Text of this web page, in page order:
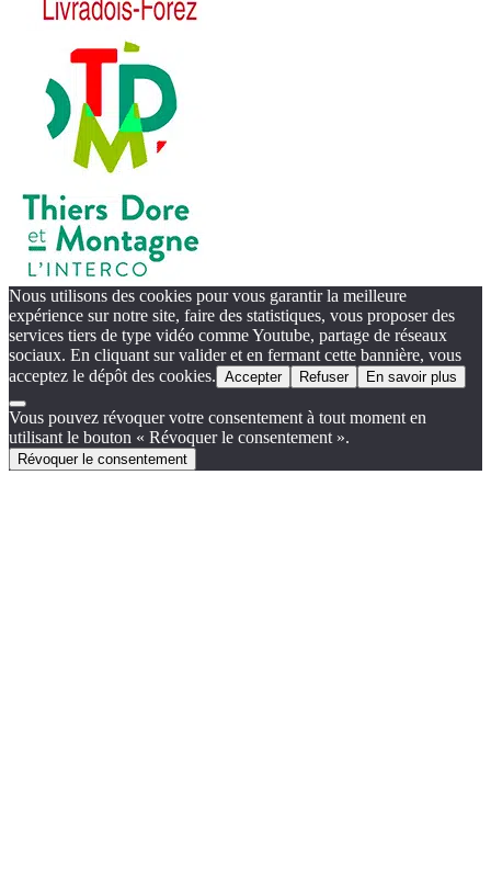
Nous utilisons des cookies pour vous garantir la meilleure
expérience sur notre site, faire des statistiques, vous proposer des
services tiers de type vidéo comme Youtube, partage de réseaux
sociaux. En cliquant sur valider et en fermant cette bannière, vous
acceptez le dépôt des cookies. Accepter Refuser En savoir plus
Vous pouvez révoquer votre consentement à tout moment en
utilisant le bouton « Révoquer le consentement ».
Révoquer le consentement